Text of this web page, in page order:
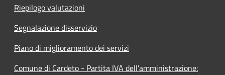
Riepilogo valutazioni
Segnalazione disservizio
Piano di miglioramento dei servizi
Comune di Cardeto - Partita IVA dell'amministrazione: